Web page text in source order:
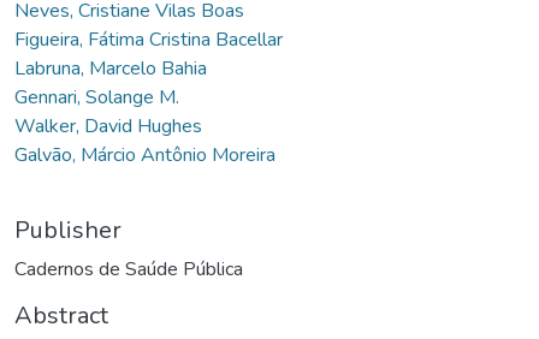
Neves, Cristiane Vilas Boas
Figueira, Fátima Cristina Bacellar
Labruna, Marcelo Bahia
Gennari, Solange M.
Walker, David Hughes
Galvão, Márcio Antônio Moreira
Publisher
Cadernos de Saúde Pública
Abstract